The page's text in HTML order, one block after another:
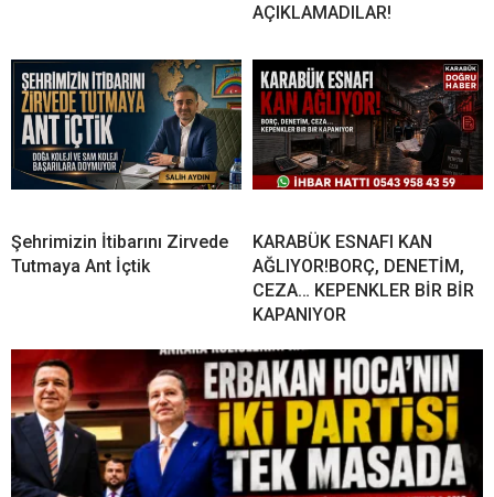
AÇIKLAMADILAR!
Şehrimizin İtibarını Zirvede
Tutmaya Ant İçtik
KARABÜK ESNAFI KAN
AĞLIYOR!BORÇ, DENETİM,
CEZA… KEPENKLER BİR BİR
KAPANIYOR